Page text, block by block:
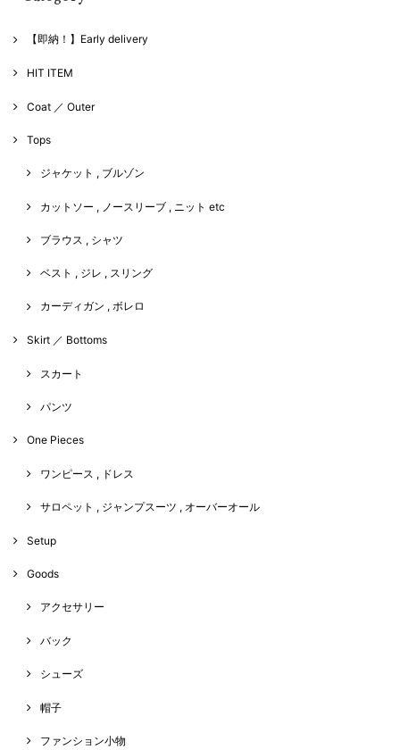
【即納！】Early delivery
HIT ITEM
Coat ／ Outer
Tops
ジャケット , ブルゾン
カットソー , ノースリーブ , ニット etc
ブラウス , シャツ
ベスト , ジレ , スリング
カーディガン , ボレロ
Skirt ／ Bottoms
スカート
パンツ
One Pieces
ワンピース , ドレス
サロペット , ジャンプスーツ , オーバーオール
Setup
Goods
アクセサリー
バック
シューズ
帽子
ファンション小物